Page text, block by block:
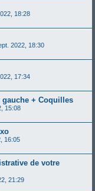
18:28
2022, 18:30
17:34
+ Coquilles
15:08
16:05
de votre
21:29